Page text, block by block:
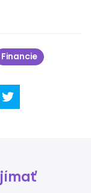
Financie